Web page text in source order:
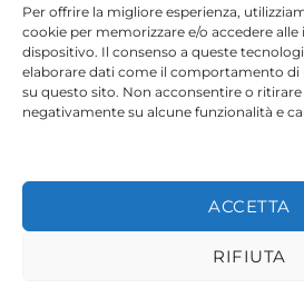
Per offrire la migliore esperienza,
cookie per memorizzare e/o accedere
dispositivo. Il consenso a queste
elaborare dati come il comportamento di
su questo sito. Non acconsentire o
negativamente su alcune funzionalità e
ACCETTA
RIFIUTA
I Miei Ordini
Le mie informazioni
© 2026